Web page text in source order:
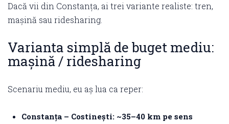
Dacă vii din Constanța, ai trei variante realiste: tren,
mașină sau ridesharing.
Varianta simplă de buget mediu:
mașină / ridesharing
Scenariu mediu, eu aș lua ca reper:
Constanța – Costinești: ~35–40 km pe sens